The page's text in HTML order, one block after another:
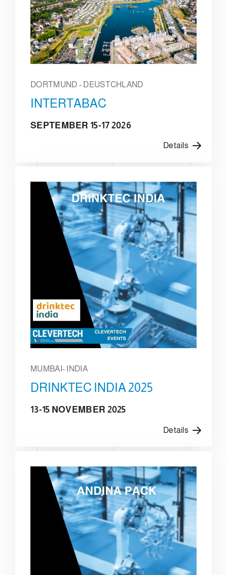
DORTMUND - DEUSTCHLAND
INTERTABAC
SEPTEMBER 15-17 2026
Details
MUMBAI- INDIA
DRINKTEC INDIA 2025
13-15 NOVEMBER 2025
Details